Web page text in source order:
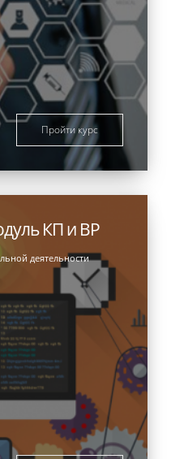
Пройти курс
КП и ВР
деятельности